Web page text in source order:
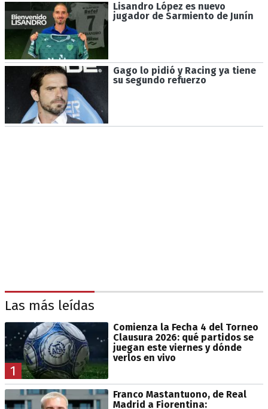
Lisandro López es nuevo
jugador de Sarmiento de Junín
Gago lo pidió y Racing ya tiene
su segundo refuerzo
Las más leídas
1
Comienza la Fecha 4 del Torneo
Clausura 2026: qué partidos se
juegan este viernes y dónde
verlos en vivo
Franco Mastantuono, de Real
Madrid a Fiorentina: